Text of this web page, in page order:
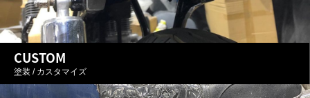
CUSTOM
塗装 / カスタマイズ